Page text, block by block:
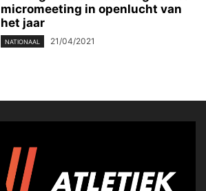
micromeeting in openlucht van
het jaar
NATIONAAL 21/04/2021